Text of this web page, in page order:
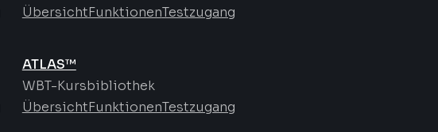
ÜbersichtFunktionenTestzugang
ATLAS™
WBT-Kursbibliothek
ÜbersichtFunktionenTestzugang